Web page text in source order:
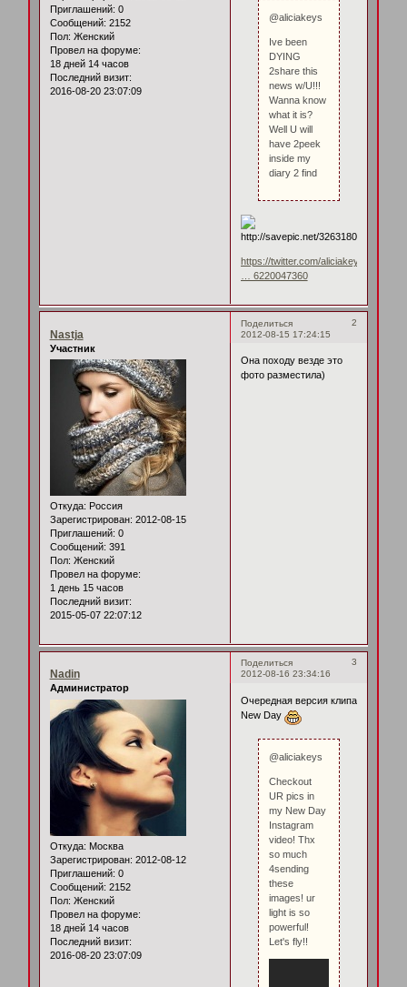
Приглашений: 0
Сообщений: 2152
Пол: Женский
Провел на форуме:
18 дней 14 часов
Последний визит:
2016-08-20 23:07:09
@aliciakeys
Ive been
DYING
2share this
news w/U!!!
Wanna know
what it is?
Well U will
have 2peek
inside my
diary 2 find
https://twitter.com/aliciakeys/status/2
… 6220047360
Поделиться
2
2012-08-15 17:24:15
Nastja
Участник
Откуда: Россия
Зарегистрирован: 2012-08-15
Приглашений: 0
Сообщений: 391
Пол: Женский
Провел на форуме:
1 день 15 часов
Последний визит:
2015-05-07 22:07:12
Она походу везде это
фото разместила)
Поделиться
3
2012-08-16 23:34:16
Nadin
Администратор
Откуда: Москва
Зарегистрирован: 2012-08-12
Приглашений: 0
Сообщений: 2152
Пол: Женский
Провел на форуме:
18 дней 14 часов
Последний визит:
2016-08-20 23:07:09
Очередная версия клипа
New Day
@aliciakeys
Checkout
UR pics in
my New Day
Instagram
video! Thx
so much
4sending
these
images! ur
light is so
powerful!
Let's fly!!